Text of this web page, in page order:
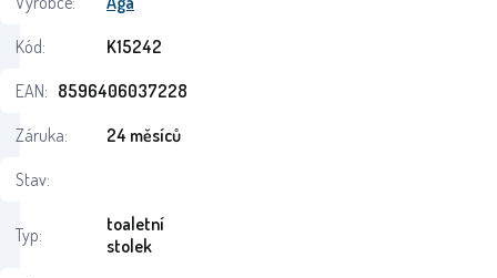
Kód:
K15242
EAN: 8596406037228
Záruka:
24 měsíců
Stav:
Typ:
toaletní
stolek